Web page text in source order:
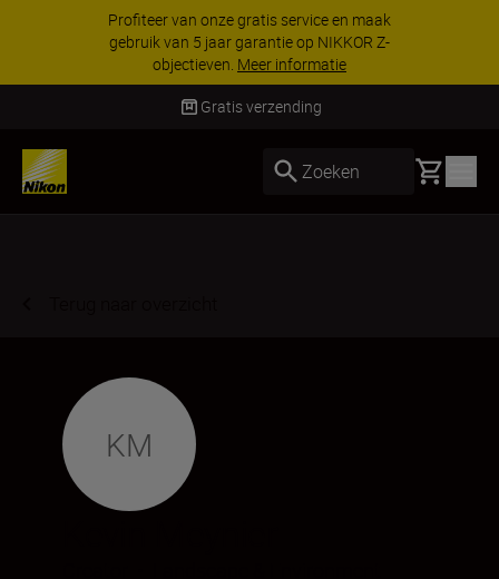
KORTING OP ACCESSOIRES | Bespaar 15% op
geselecteerde accessoires, maak je kit vandaag
nog compleetKoop nu
Levering binnen 1-3 werkdagen
Zoeken Basket
KM